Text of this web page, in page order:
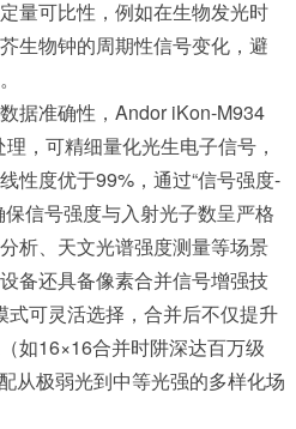
量可比性，例如在生物发光时
生物钟的周期性信号变化，避
据准确性，Andor iKon-M934
，可精细量化光生电子信号，
性度优于99%，通过“信号强度-
信号强度与入射光子数呈严格
析、天文光谱强度测量等场景
备还具备像素合并信号增强技
可灵活选择，合并后不仅提升
如16×16合并时阱深达百万级
从极弱光到中等光强的多样化场